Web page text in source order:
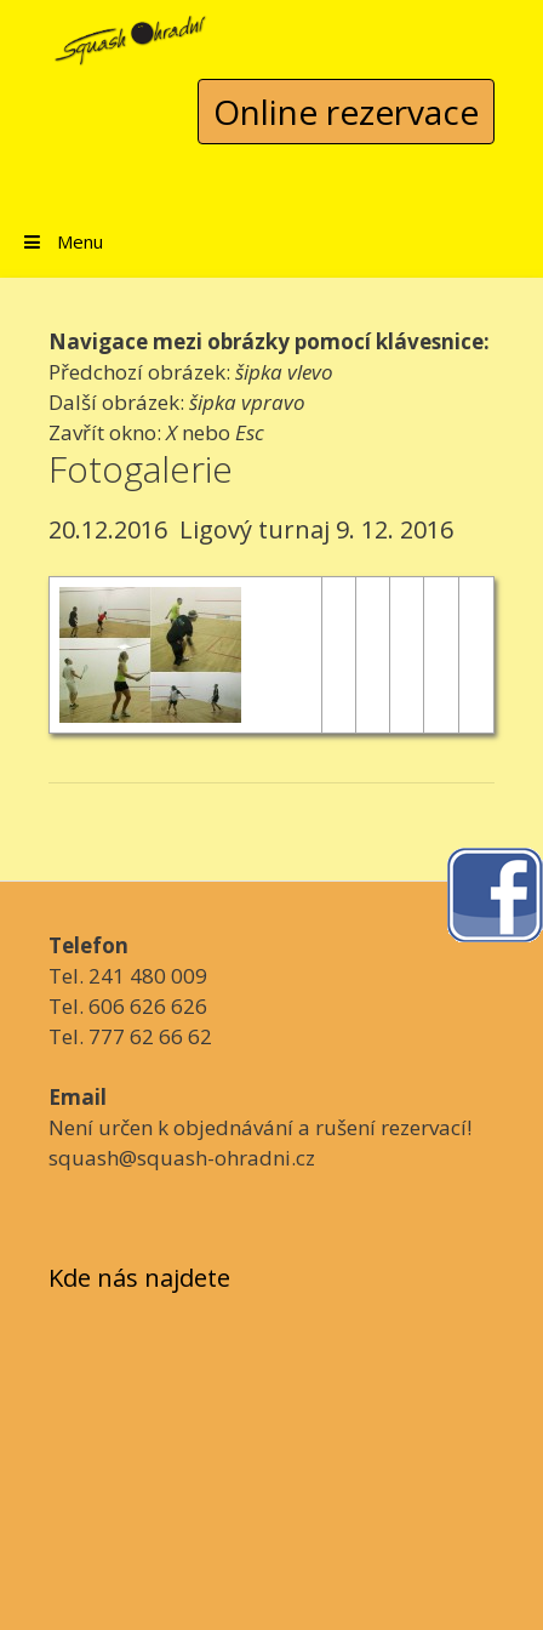
Přeskočit na obsah
Online rezervace
Menu
Navigace mezi obrázky pomocí klávesnice:
Předchozí obrázek: šipka vlevo
Další obrázek: šipka vpravo
Zavřít okno:Xnebo Esc
Fotogalerie
20.12.2016 Ligový turnaj 9. 12. 2016
Telefon
Tel. 241 480 009
Tel. 606 626 626
Tel. 777 62 66 62
Email
Není určen k objednávání a rušení rezervací!
squash@squash-ohradni.cz
Kde nás najdete